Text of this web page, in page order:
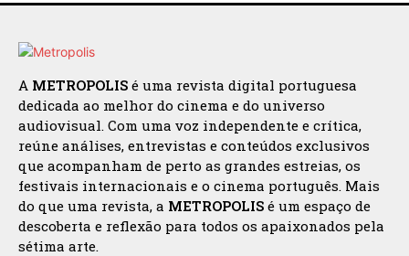
A METROPOLIS é uma revista digital portuguesa
dedicada ao melhor do cinema e do universo
audiovisual. Com uma voz independente e crítica,
reúne análises, entrevistas e conteúdos exclusivos
que acompanham de perto as grandes estreias, os
festivais internacionais e o cinema português. Mais
do que uma revista, a METROPOLIS é um espaço de
descoberta e reflexão para todos os apaixonados pela
sétima arte.